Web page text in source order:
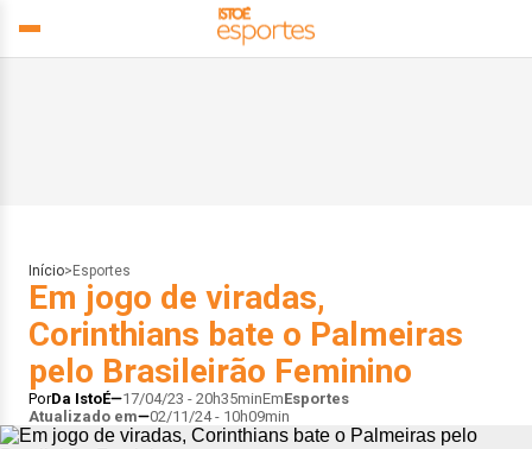
Início> Esportes
Em jogo de viradas,
Corinthians bate o Palmeiras
pelo Brasileirão Feminino
PorDa IstoÉ 17/04/23 - 20h35minEmEsportes
Atualizado em
02/11/24 - 10h09min